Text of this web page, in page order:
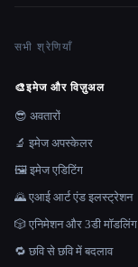
सभी श्रेणियाँ
🎨इमेज और विज़ुअल
😎 अवतारों
🔬 इमेज अपस्केलर
🖼️ इमेज एडिटिंग
🌄 एआई आर्ट एंड इलस्ट्रेशन
🎲 एनिमेशन और 3डी मॉडलिंग
🔁 छवि से छवि में बदलाव